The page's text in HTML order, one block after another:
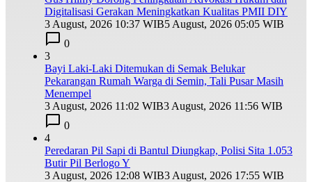
Digitalisasi Gerakan Meningkatkan Kualitas PMII DIY
3 August, 2026 10:37 WIB5 August, 2026 05:05 WIB
0
3
Bayi Laki-Laki Ditemukan di Semak Belukar
Pekarangan Rumah Warga di Semin, Tali Pusar Masih
Menempel
3 August, 2026 11:02 WIB3 August, 2026 11:56 WIB
0
4
Peredaran Pil Sapi di Bantul Diungkap, Polisi Sita 1.053
Butir Pil Berlogo Y
3 August, 2026 12:08 WIB3 August, 2026 17:55 WIB